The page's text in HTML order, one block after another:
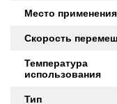
Место применения
Скорость
Температура
использования
Тип